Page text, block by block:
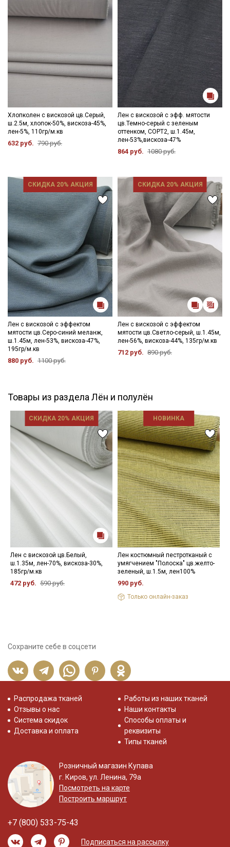
Хлопколен с вискозой цв.Серый,
ш.2.5м, хлопок-50%, вискоза-45%,
лен-5%, 110гр/м.кв
632 руб. 790 руб.
Лен с вискозой с эфф. мятости
цв.Темно-серый с зеленым
оттенком, СОРТ2, ш.1.45м,
лен-53%,вискоза-47%
864 руб. 1080 руб.
СКИДКА 20% АКЦИЯ
Лен с вискозой с эффектом
мятости цв.Серо-синий меланж,
ш.1.45м, лен-53%, вискоза-47%,
195гр/м.кв
880 руб. 1100 руб.
СКИДКА 20% АКЦИЯ
Лен с вискозой с эффектом
мятости цв.Светло-серый, ш.1.45м,
лен-56%, вискоза-44%, 135гр/м.кв
712 руб. 890 руб.
Товары из раздела Лён и полулён
СКИДКА 20% АКЦИЯ
Лен с вискозой цв.Белый,
ш.1.35м, лен-70%, вискоза-30%,
185гр/м.кв
472 руб. 590 руб.
НОВИНКА
Лен костюмный пестротканый с
умягчением "Полоска" цв.желто-
зеленый, ш.1.5м, лен100%
990 руб.
Только онлайн-заказ
Сохраните себе в соцсети
Распродажа тканей
Отзывы о нас
Система скидок
Доставка и оплата
Работы из наших тканей
Наши контакты
Способы оплаты и
реквизиты
Типы тканей
Розничный магазин Купава
г. Киров, ул. Ленина, 79а
Посмотреть на карте
Построить маршрут
+7 (800) 533-75-43
Подписаться на рассылку